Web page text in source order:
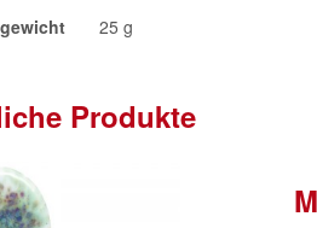
25 g
Produkte